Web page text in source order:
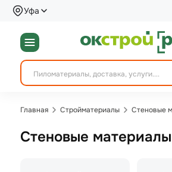
Уфа
Главная Стройматериалы Стеновые
Стеновые